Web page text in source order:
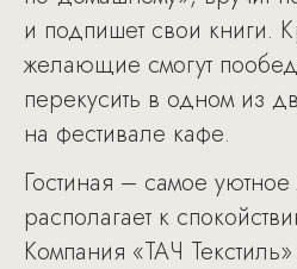
и подпишет свои книги.
желающие смогут
перекусить в одном из
на фестивале кафе.
Гостиная – самое
располагает к
Компания «ТАЧ